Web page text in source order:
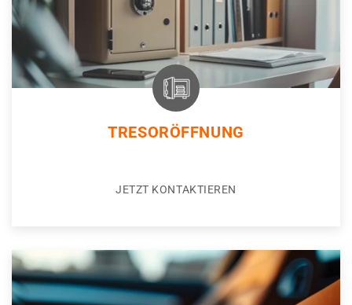
TRESORÖFFNUNG
JETZT KONTAKTIEREN